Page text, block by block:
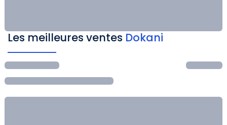
Les meilleures ventes Dokani